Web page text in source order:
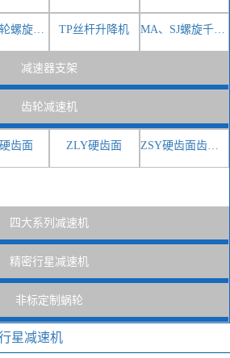
SL 锥齿轮螺旋升降机 TP丝杆升降机 MA、SJ螺旋千斤顶
减速器支架
齿轮减速机
齿面 ZLY硬齿面 ZSY硬齿面齿轮减速器
四大系列减速机
精密行星减速机
非标定制蜗轮
星减速机
斜齿
速机